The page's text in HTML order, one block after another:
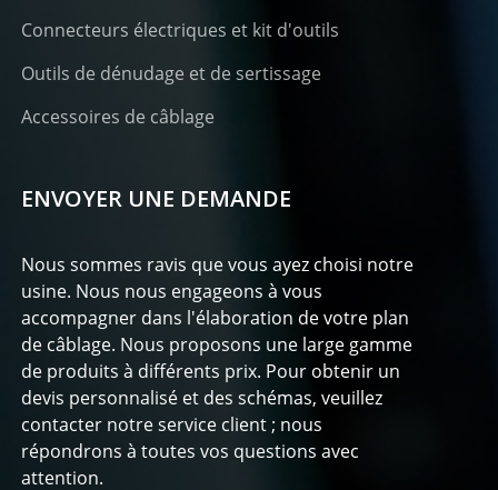
Connecteurs électriques et kit d'outils
Outils de dénudage et de sertissage
Accessoires de câblage
ENVOYER UNE DEMANDE
Nous sommes ravis que vous ayez choisi notre
usine. Nous nous engageons à vous
accompagner dans l'élaboration de votre plan
de câblage. Nous proposons une large gamme
de produits à différents prix. Pour obtenir un
devis personnalisé et des schémas, veuillez
contacter notre service client ; nous
répondrons à toutes vos questions avec
attention.